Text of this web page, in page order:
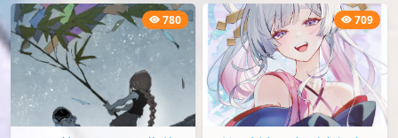
seven
投稿 2116 篇 评论 0 节操 8100